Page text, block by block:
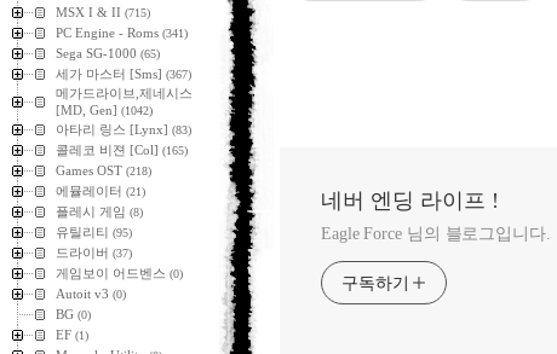
MSX I & II (715)
PC Engine - Roms (341)
Sega SG-1000 (65)
세가 마스터 [Sms] (367)
메가드라이브,제네시스
[MD, Gen] (1042)
아타리 링스 [Lynx] (83)
콜레코 비젼 [Col] (165)
Games OST (218)
에뮬레이터 (21)
플레시 게임 (8)
유틸리티 (95)
드라이버 (37)
게임보이 어드벤스 (0)
Autoit v3 (0)
BG (0)
EF (1)
네버 엔딩 라이프 !
Eagle Force 님의 블로그입니다.
구독하기